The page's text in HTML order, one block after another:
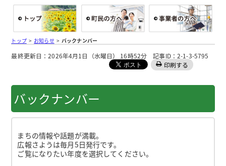
総合トップ
トップ> お知らせ> バックナンバー
最終更新日：2026年4月1日（水曜日） 16時52分 記事ID：2-1-3-5795
印刷する
バックナンバー
まちの情報や話題が満載。
広報さようは毎月5日発行です。
ご覧になりたい年度を選択してください。